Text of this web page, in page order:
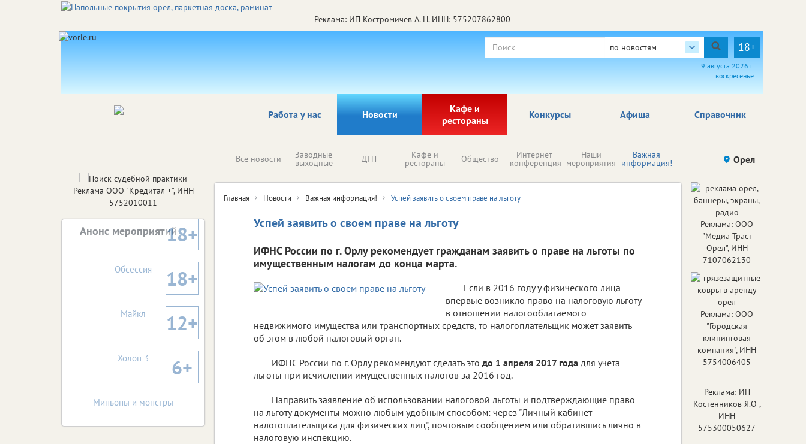
Реклама: ИП Костромичев А. Н. ИНН: 575207862800
по новостям 18+
9 августа 2026 г.
воскресенье
Работа у нас Новости
Кафе и
рестораны
Афиша Справочник
Конкурсы
Все новости Заводные
выходные ДТП Кафе и
рестораны Общество Интернет-
конференция
Наши
мероприятия
Важная
информация! Происшествия Здоровье
Орел
Главная Новости Важная информация! Успей заявить о своем праве на льготу
Успей заявить о своем праве на льготу
ИФНС России по г. Орлу рекомендует гражданам заявить о праве на льготы по
имущественным налогам до конца марта.
Если в 2016 году у физического лица
впервые возникло право на налоговую льготу
в отношении налогооблагаемого
недвижимого имущества или транспортных средств, то налогоплательщик может заявить
об этом в любой налоговый орган.
ИФНС России по г. Орлу рекомендуют сделать это до 1 апреля 2017 года для учета
льготы при исчислении имущественных налогов за 2016 год.
Направить заявление об использовании налоговой льготы и подтверждающие право
на льготу документы можно любым удобным способом: через "Личный кабинет
налогоплательщика для физических лиц", почтовым сообщением или обратившись лично в
налоговую инспекцию.
Реклама ООО "Кредитал +", ИНН
5752010011
Анонс мероприятий18+
Обсессия 18+
Майкл 12+
Холоп 3 6+
Миньоны и монстры
Реклама: ООО
"Медиа Траст
Орёл", ИНН
7107062130
Реклама: ООО
"Городская
клининговая
компания", ИНН
5754006405
Реклама: ИП
Костенников Я.О ,
ИНН
575300050627